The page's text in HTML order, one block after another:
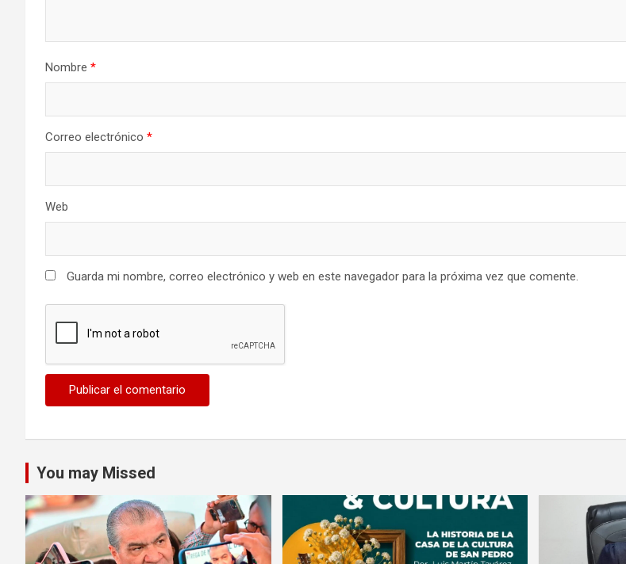
Nombre *
Correo electrónico *
Web
Guarda mi nombre, correo electrónico y web en este navegador para la próxima vez que comente.
You may Missed